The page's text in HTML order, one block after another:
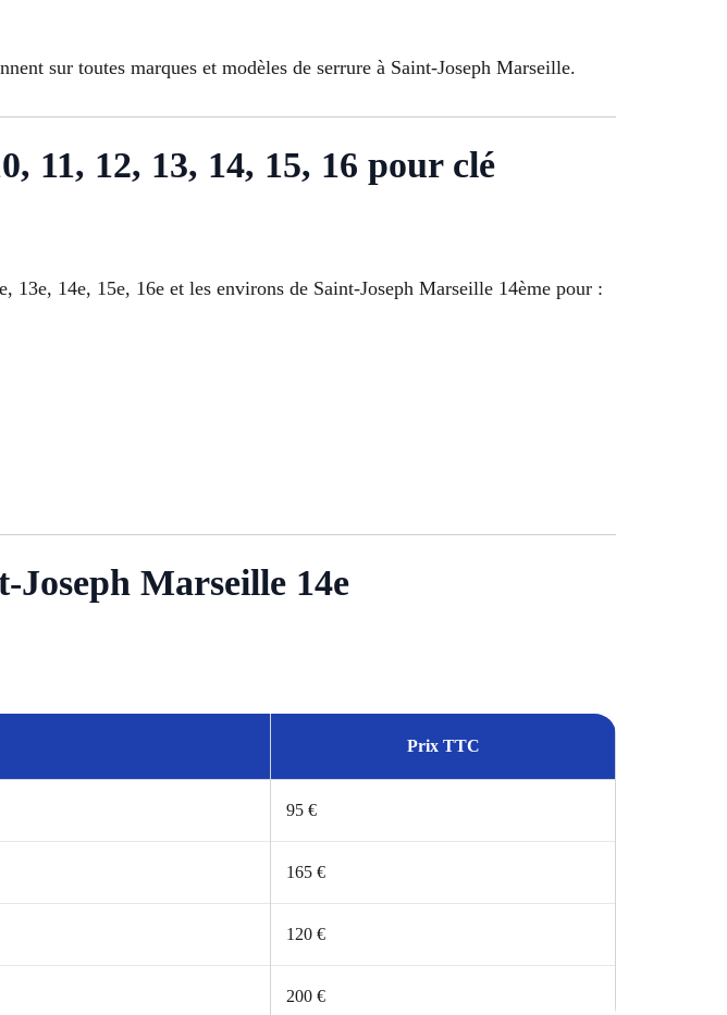
sur toutes marques et modèles de serrure à Saint-Joseph Marseille.
11, 12, 13, 14, 15, 16 pour clé
13e, 14e, 15e, 16e et les environs de Saint-Joseph Marseille 14ème pour :
Joseph Marseille 14e
Prix TTC
95 €
165 €
120 €
200 €